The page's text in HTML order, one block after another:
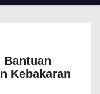
Bantuan
Kebakaran